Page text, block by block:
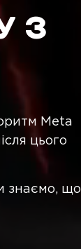
З
Meta
цього
знаємо, що